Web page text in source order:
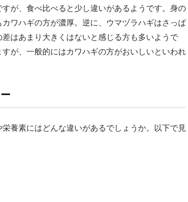
が、食べ比べると少し違いがあるようです。身の
ワハギの方が濃厚。逆に、ウマヅラハギはさっぱ
はあまり大きくはないと感じる方も多いようで
が、一般的にはカワハギの方がおいしいといわれ
養素にはどんな違いがあるでしょうか。以下で見